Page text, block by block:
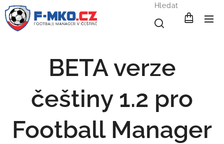
Hledat
BETA verze
češtiny 1.2 pro
Football Manager